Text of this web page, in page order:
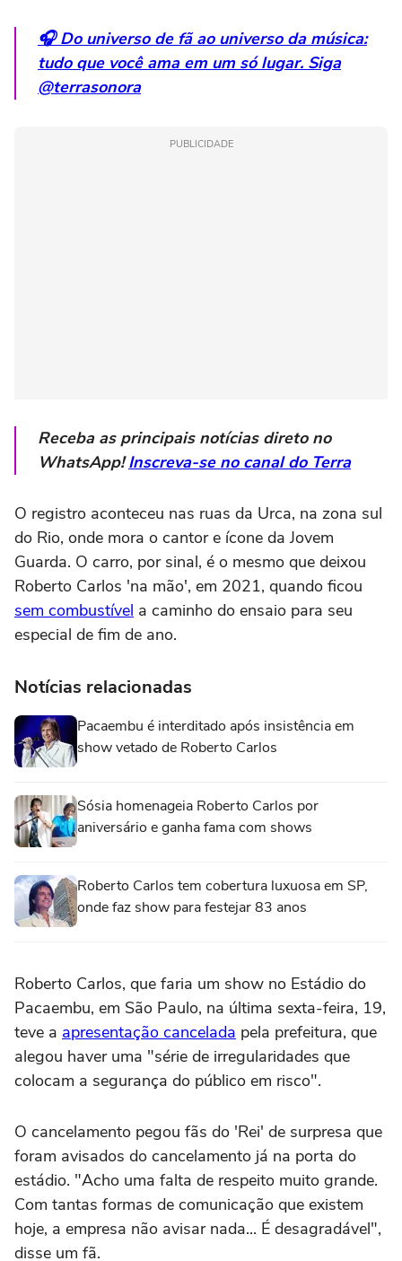
🎧 Do universo de fã ao universo da música:
tudo que você ama em um só lugar. Siga
@terrasonora
PUBLICIDADE
Receba as principais notícias direto no
WhatsApp!Inscreva-se no canal do Terra
O registro aconteceu nas ruas da Urca, na zona sul
do Rio, onde mora o cantor e ícone da Jovem
Guarda. O carro, por sinal, é o mesmo que deixou
Roberto Carlos 'na mão', em 2021, quando ficou
sem combustível a caminho do ensaio para seu
especial de fim de ano.
Notícias relacionadas
Pacaembu é interditado após insistência em
show vetado de Roberto Carlos
Sósia homenageia Roberto Carlos por
aniversário e ganha fama com shows
Roberto Carlos tem cobertura luxuosa em SP,
onde faz show para festejar 83 anos
Roberto Carlos, que faria um show no Estádio do
Pacaembu, em São Paulo, na última sexta-feira, 19,
teve a apresentação cancelada pela prefeitura, que
alegou haver uma "série de irregularidades que
colocam a segurança do público em risco".
O cancelamento pegou fãs do 'Rei' de surpresa que
foram avisados do cancelamento já na porta do
estádio. "Acho uma falta de respeito muito grande.
Com tantas formas de comunicação que existem
hoje, a empresa não avisar nada... É desagradável",
disse um fã.